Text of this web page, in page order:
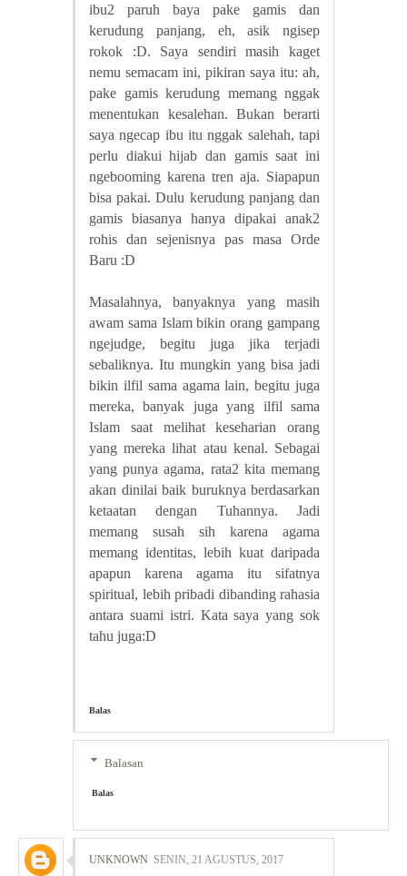
ibu2 paruh baya pake gamis dan
kerudung panjang, eh, asik ngisep
rokok :D. Saya sendiri masih kaget
nemu semacam ini, pikiran saya itu: ah,
pake gamis kerudung memang nggak
menentukan kesalehan. Bukan berarti
saya ngecap ibu itu nggak salehah, tapi
perlu diakui hijab dan gamis saat ini
ngebooming karena tren aja. Siapapun
bisa pakai. Dulu kerudung panjang dan
gamis biasanya hanya dipakai anak2
rohis dan sejenisnya pas masa Orde
Baru :D
Masalahnya, banyaknya yang masih
awam sama Islam bikin orang gampang
ngejudge, begitu juga jika terjadi
sebaliknya. Itu mungkin yang bisa jadi
bikin ilfil sama agama lain, begitu juga
mereka, banyak juga yang ilfil sama
Islam saat melihat keseharian orang
yang mereka lihat atau kenal. Sebagai
yang punya agama, rata2 kita memang
akan dinilai baik buruknya berdasarkan
ketaatan dengan Tuhannya. Jadi
memang susah sih karena agama
memang identitas, lebih kuat daripada
apapun karena agama itu sifatnya
spiritual, lebih pribadi dibanding rahasia
antara suami istri. Kata saya yang sok
tahu juga:D
Balas
Balasan
Balas
UNKNOWN SENIN, 21 AGUSTUS, 2017